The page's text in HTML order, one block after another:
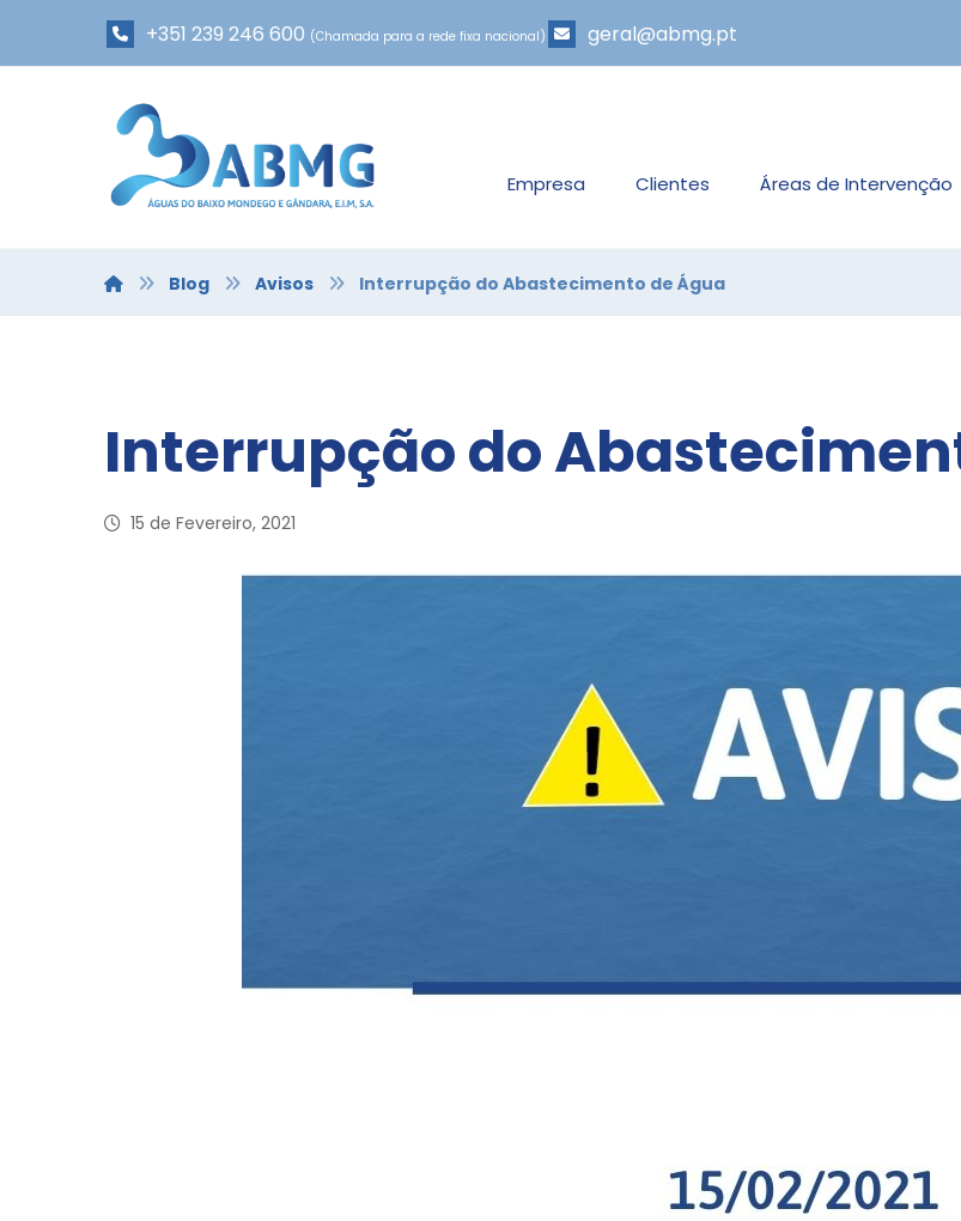
+351 239 246 600 (Chamada para a rede fixa nacional) geral@abmg.pt
Empresa Clientes Áreas de Intervenção
Blog Avisos Interrupção do Abastecimento de Água
Interrupção do
15 de Fevereiro, 2021